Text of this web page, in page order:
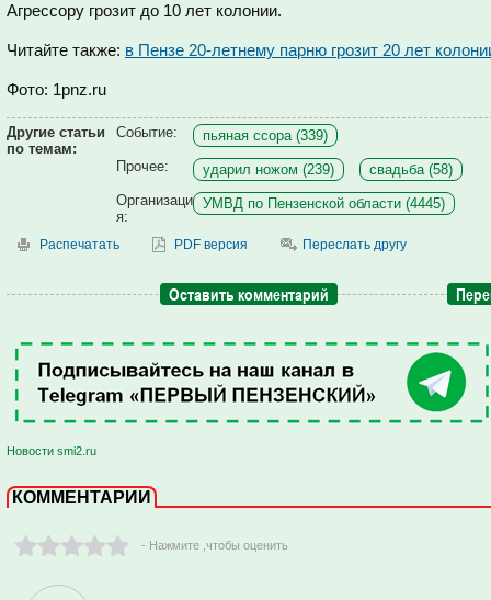
Агрессору грозит до 10 лет колонии.
Читайте также: в Пензе 20-летнему парню грозит 20 лет
Фото: 1pnz.ru
Другие статьи
по темам:
Событие:
пьяная ссора (339)
Прочее:
ударил ножом (239)
свадьба (58)
Организаци
я:
УМВД по Пензенской области (4445)
Распечатать PDF версия Переслать другу
Оставить комментарий
Новости smi2.ru
КОММЕНТАРИИ
- Нажмите ,чтобы оценить